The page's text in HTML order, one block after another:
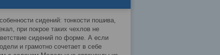
сидений: тонкости пошива,
при покрое таких чехлов не
сидений по форме. А если
и грамотно сочетает в себе